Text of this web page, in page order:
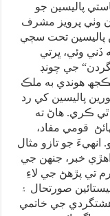
پاليسين جو
وٺي پرويز مشرف
پاليسين تحت سڄي
ڏني وئي، ڀرتي
جي چونڊ
هوندي به ملڪ
پاليسين کي رد
ڪري. هاڻ ته
قومي مفاد،
جو تازو مثال
خبر، جنهن جي
تي پڙهڻ جي لاءِ
صورتحال ۽
جي خاتمي